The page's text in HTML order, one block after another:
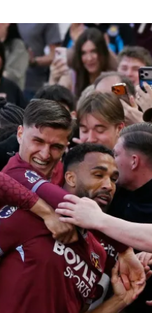
תל אביב
חיפה
באר שבע
ליגה סינית
ליגה
ליגות